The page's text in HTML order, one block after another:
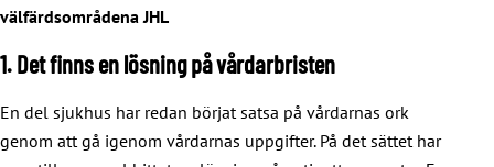
välfärdsområdena JHL
1. Det finns en lösning på vårdarbristen
En del sjukhus har redan börjat satsa på vårdarnas ork
genom att gå igenom vårdarnas uppgifter. På det sättet har